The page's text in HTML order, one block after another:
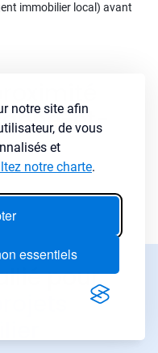
notre site afin
de vous
et
notre charte.
essentiels
immobilier local) avant
et-
pour